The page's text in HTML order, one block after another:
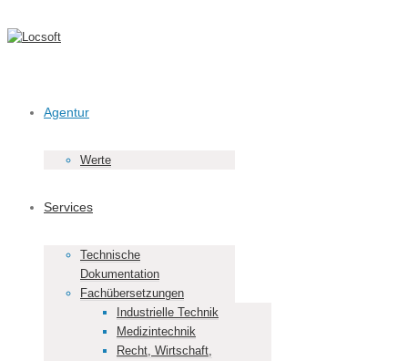
Agentur
Werte
Services
Technische
Dokumentation
Fachübersetzungen
Industrielle Technik
Medizintechnik
Recht, Wirtschaft,